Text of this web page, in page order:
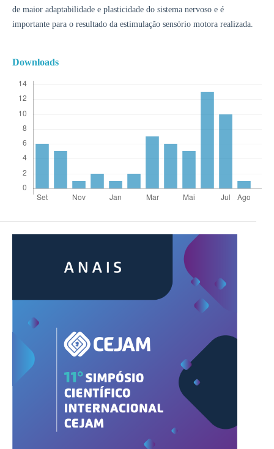
de maior adaptabilidade e plasticidade do sistema nervoso e é
importante para o resultado da estimulação sensório motora realizada.
Downloads